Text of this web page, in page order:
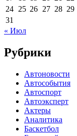
24 25 26 27 28 29
31
« Июл
Рубрики
Автоновости
Автособытия
Автоспорт
Автоэксперт
Актеры
Аналитика
Баскетбол